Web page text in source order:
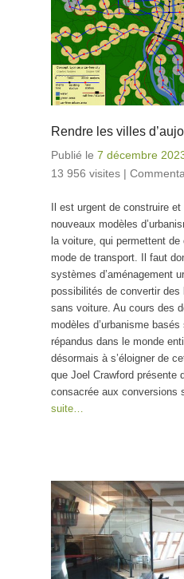
Rendre les villes
Publié le 7 décembre
13 956 visites |
Il est urgent de construire
nouveaux modèles
la voiture, qui permettent
mode de transport. Il faut
systèmes d’aménagement
possibilités de convertir
sans voiture. Au cours des
modèles d’urbanisme
répandus dans le monde
désormais à s’éloigner de
que Joel Crawford présente
consacrée aux conversions
suite…